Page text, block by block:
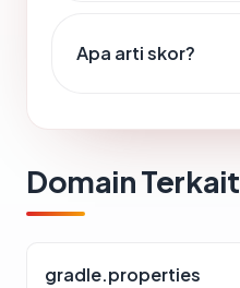
Apa arti skor?
Domain Terkait
gradle.properties